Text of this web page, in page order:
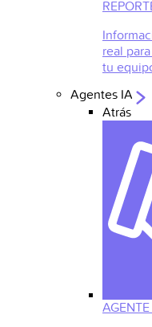
real
tu
Agentes IA
Atrás